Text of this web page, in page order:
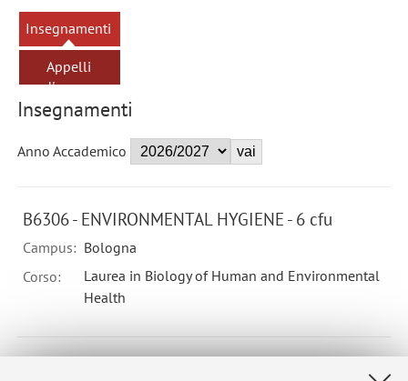
Insegnamenti
Appelli
d'esame
Insegnamenti
Anno Accademico
B6306 - ENVIRONMENTAL HYGIENE - 6 cfu
Campus: Bologna
Corso:
Laurea in Biology of Human and Environmental
Health